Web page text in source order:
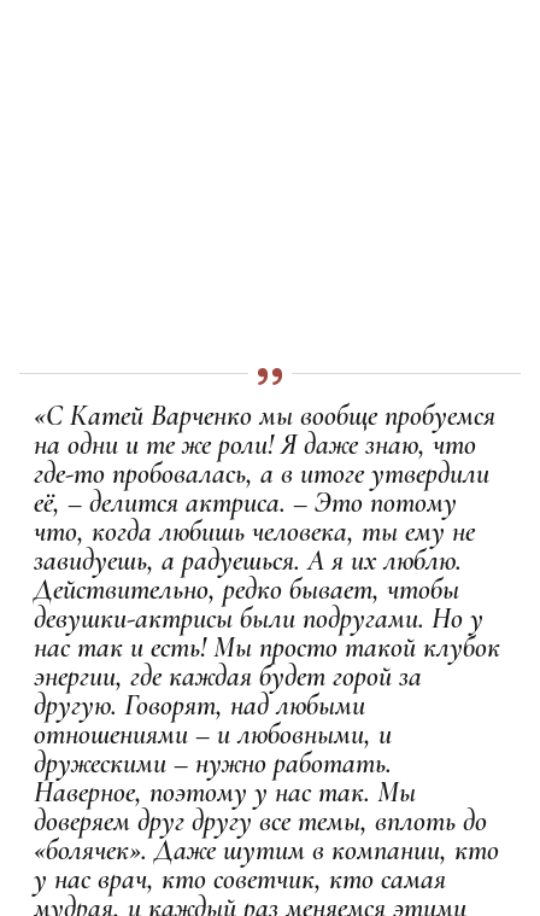
«С Катей Варченко мы вообще пробуемся
на одни и те же роли! Я даже знаю, что
где-то пробовалась, а в итоге утвердили
её, – делится актриса. – Это потому
что, когда любишь человека, ты ему не
завидуешь, а радуешься. А я их люблю.
Действительно, редко бывает, чтобы
девушки-актрисы были подругами. Но у
нас так и есть! Мы просто такой клубок
энергии, где каждая будет горой за
другую. Говорят, над любыми
отношениями – и любовными, и
дружескими – нужно работать.
Наверное, поэтому у нас так. Мы
доверяем друг другу все темы, вплоть до
«болячек». Даже шутим в компании, кто
у нас врач, кто советчик, кто самая
мудрая, и каждый раз меняемся этими